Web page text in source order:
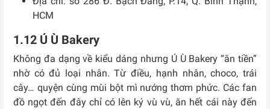
HCM
1.12 Ú Ù Bakery
Không đa dạng về kiểu dáng nhưng Ú Ù Bakery “ăn tiền”
nhờ có đủ loại nhân. Từ điều, hạnh nhân, choco, trái
cây… quyện cùng mùi bột mì nướng thơm phức. Các fan
đồ ngọt đến đây chỉ có lên ký vù vù, ăn hết cái này đến